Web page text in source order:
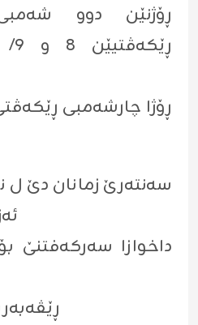
ڕۆژنێن دوو
سەنتەرێ زمانان دێ ل
داخوازا سەرکەفتنێ